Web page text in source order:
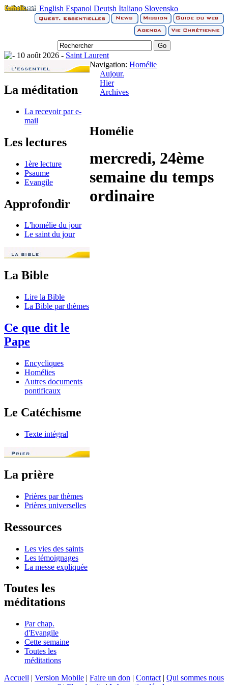
English Espanol Deutsh Italiano Slovensko
10 août 2026 - Saint Laurent
La méditation
La recevoir par e-
mail
Les lectures
1ère lecture
Psaume
Evangile
Approfondir
L'homélie du jour
Le saint du jour
La Bible
Lire la Bible
La Bible par thèmes
Ce que dit le
Pape
Encycliques
Homélies
Autres documents
pontificaux
Le Catéchisme
Texte intégral
La prière
Prières par thèmes
Prières universelles
Ressources
Les vies des saints
Les témoignages
La messe expliquée
Toutes les
méditations
Par chap.
d'Evangile
Cette semaine
Toutes les
méditations
Navigation: Homélie
Aujour.
Hier
Archives
Homélie
mercredi, 24ème
semaine du temps
ordinaire
Accueil | Version Mobile | Faire un don | Contact | Qui sommes nous